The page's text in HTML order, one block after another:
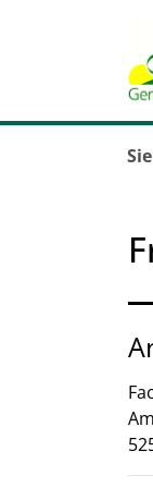
Zum Hauptinhalt